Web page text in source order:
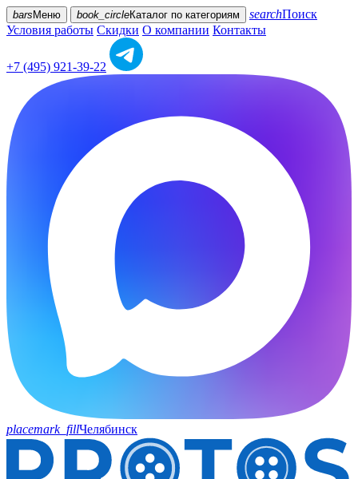
bars Меню book_circleКаталог по категориям searchПоиск
Условия работы Скидки О компании Контакты
+7 (495) 921-39-22
placemark_fillЧелябинск